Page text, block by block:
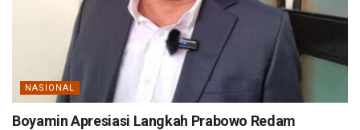
NASIONAL
Boyamin Apresiasi Langkah Prabowo Redam